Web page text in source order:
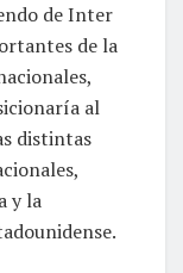
de Inter
de la
al
distintas
y la